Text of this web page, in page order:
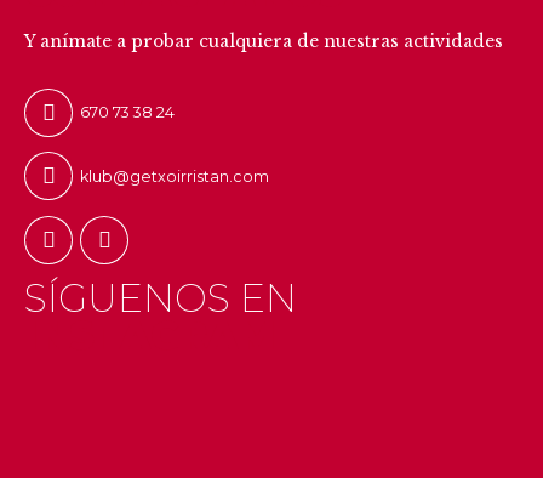
Y anímate a probar cualquiera de nuestras actividades
670 73 38 24
klub@getxoirristan.com
SÍGUENOS EN